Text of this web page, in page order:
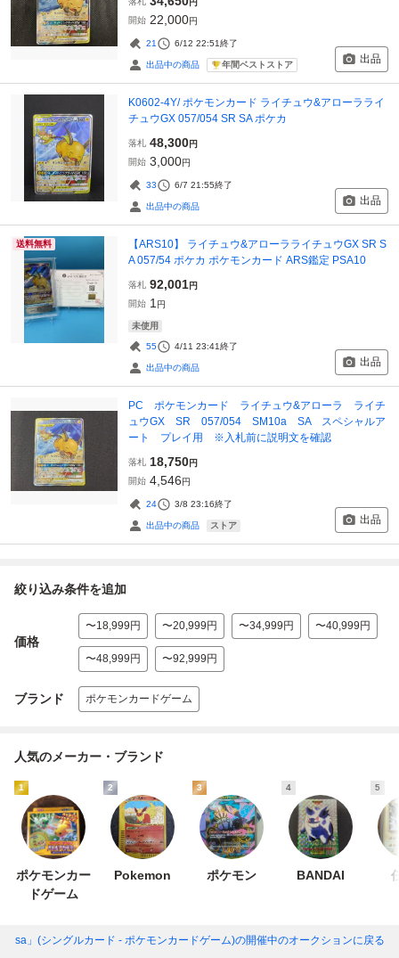
開始 22,000円
21 6/12 22:51終了
出品中の商品 年間ベストストア 出品
K0602-4Y/ ポケモンカード ライチュウ&アローラライ
チュウGX 057/054 SR SA ポケカ
落札 48,300円
開始 3,000円
33 6/7 21:55終了
出品中の商品 出品
送料無料
【ARS10】 ライチュウ&アローラライチュウGX SR S
A 057/54 ポケカ ポケモンカード ARS鑑定 PSA10
落札 92,001円
開始 1 円
未使用
55 4/11 23:41終了
出品中の商品 出品
PC ポケモンカード ライチュウ&アローラ ライチ
ュウGX SR 057/054 SM10a SA スペシャルア
ート プレイ用 ※入札前に説明文を確認
落札 18,750円
開始 4,546円
24 3/8 23:16終了
出品中の商品 ストア 出品
絞り込み条件を追加
価格
〜18,999円 〜20,999円 〜34,999円 〜40,999円
〜48,999円 〜92,999円
ブランド ポケモンカードゲーム
人気のメーカー・ブランド
1
ポケモンカー
ドゲーム
2
Pokemon
3
ポケモン
4
BANDAI
5
sa」(シングルカード - ポケモンカードゲーム)の開催中のオークションに戻る